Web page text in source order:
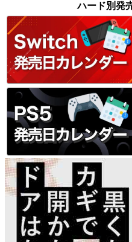
ハード別発